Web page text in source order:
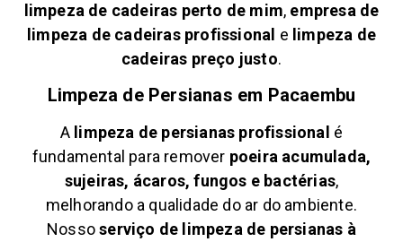
limpeza de cadeiras perto de mim, empresa de
limpeza de cadeiras profissional e limpeza de
cadeiras preço justo.
Limpeza de Persianas em Pacaembu
A limpeza de persianas profissional é
fundamental para remover poeira acumulada,
sujeiras, ácaros, fungos e bactérias,
melhorando a qualidade do ar do ambiente.
Nossoserviço de limpeza de persianas à